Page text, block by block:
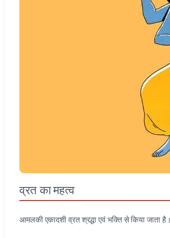
व्रत का महत्व
आमलकी एकादशी व्रत श्रद्धा एवं भक्ति से किया जाता है।